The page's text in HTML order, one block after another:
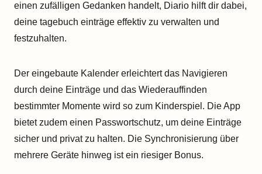
einen zufälligen Gedanken handelt, Diario hilft dir dabei,
deine tagebuch einträge effektiv zu verwalten und
festzuhalten.
Der eingebaute Kalender erleichtert das Navigieren
durch deine Einträge und das Wiederauffinden
bestimmter Momente wird so zum Kinderspiel. Die App
bietet zudem einen Passwortschutz, um deine Einträge
sicher und privat zu halten. Die Synchronisierung über
mehrere Geräte hinweg ist ein riesiger Bonus.